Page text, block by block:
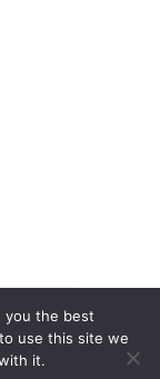
наук |
you the best
use this site we
it.